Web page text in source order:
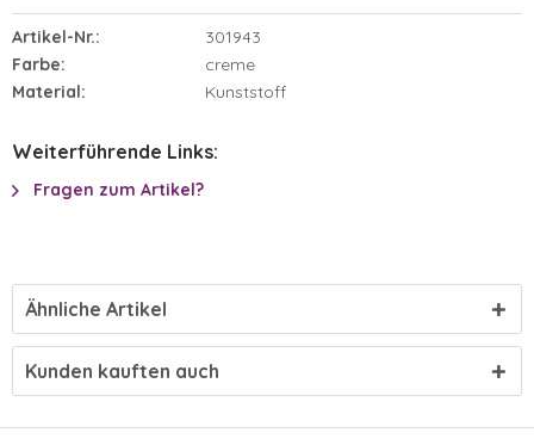
Artikel-Nr.:
301943
Farbe:
creme
Material:
Kunststoff
Weiterführende Links:
Fragen zum Artikel?
Ähnliche Artikel
Kunden kauften auch